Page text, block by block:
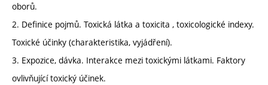
oborů.
2. Definice pojmů. Toxická látka a toxicita , toxicologické indexy.
Toxické účinky (charakteristika, vyjádření).
3. Expozice, dávka. Interakce mezi toxickými látkami. Faktory
ovlivňující toxický účinek.